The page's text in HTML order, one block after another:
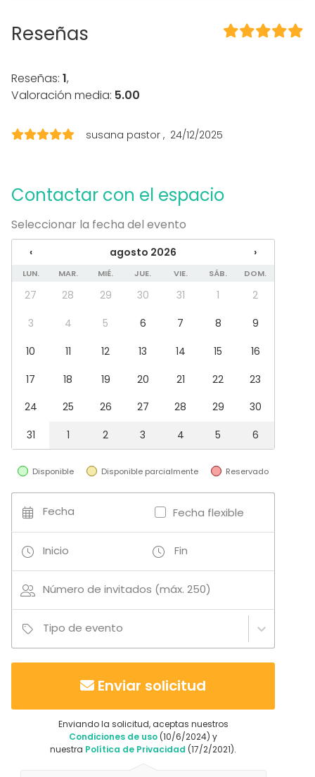
Posibilidad de bailar
Música a todo volumen OK
Eventos nocturnos OK
Accesible minusválidos
Sólo consumición mínima
Boda
Reunión / Workshop
Conferencia / Formación
Evento corporativo
Fiesta infantil
Fiesta de empresa
Team building / Recreación
Tipo de espacio
Salón de banquetes
Discoteca
Galería / Museo
Espacio creativo
Espacio recreativo
Reseñas
Reseñas: 1,
Valoración media: 5.00
susana pastor 24/12/2025
Contactar con el espacio
Seleccionar la fecha del evento
‹ agosto 2026 ›
LUN. MAR. MIÉ. JUE. VIE. SÁB. DOM.
27 28 29 30 31 1
2
3
4 5 6 7 8
9
10
11 12 13 14 15
16
17
18 19 20 21 22
23
24
25 26 27 28 29
30
31
1 2 3 4 5 6
Disponible Disponible parcialmente Reservado
Fecha Fecha flexible
Inicio Fin
Número de invitados (máx. 250)
Tipo de evento
Enviar solicitud
Enviando la solicitud, aceptas nuestros
Condiciones de uso (10/6/2024) y
nuestra Política de Privacidad (17/2/2021).